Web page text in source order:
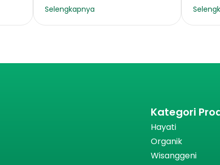
Selengkapnya
Kategori
Hayati
Organik
Wisanggeni